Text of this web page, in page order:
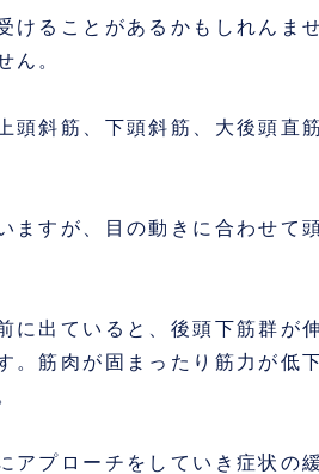
けることがあるかもしれんま
ん。
斜筋、下頭斜筋、大後頭直
ますが、目の動きに合わせて
に出ていると、後頭下筋群が
。筋肉が固まったり筋力が低
プローチをしていき症状の